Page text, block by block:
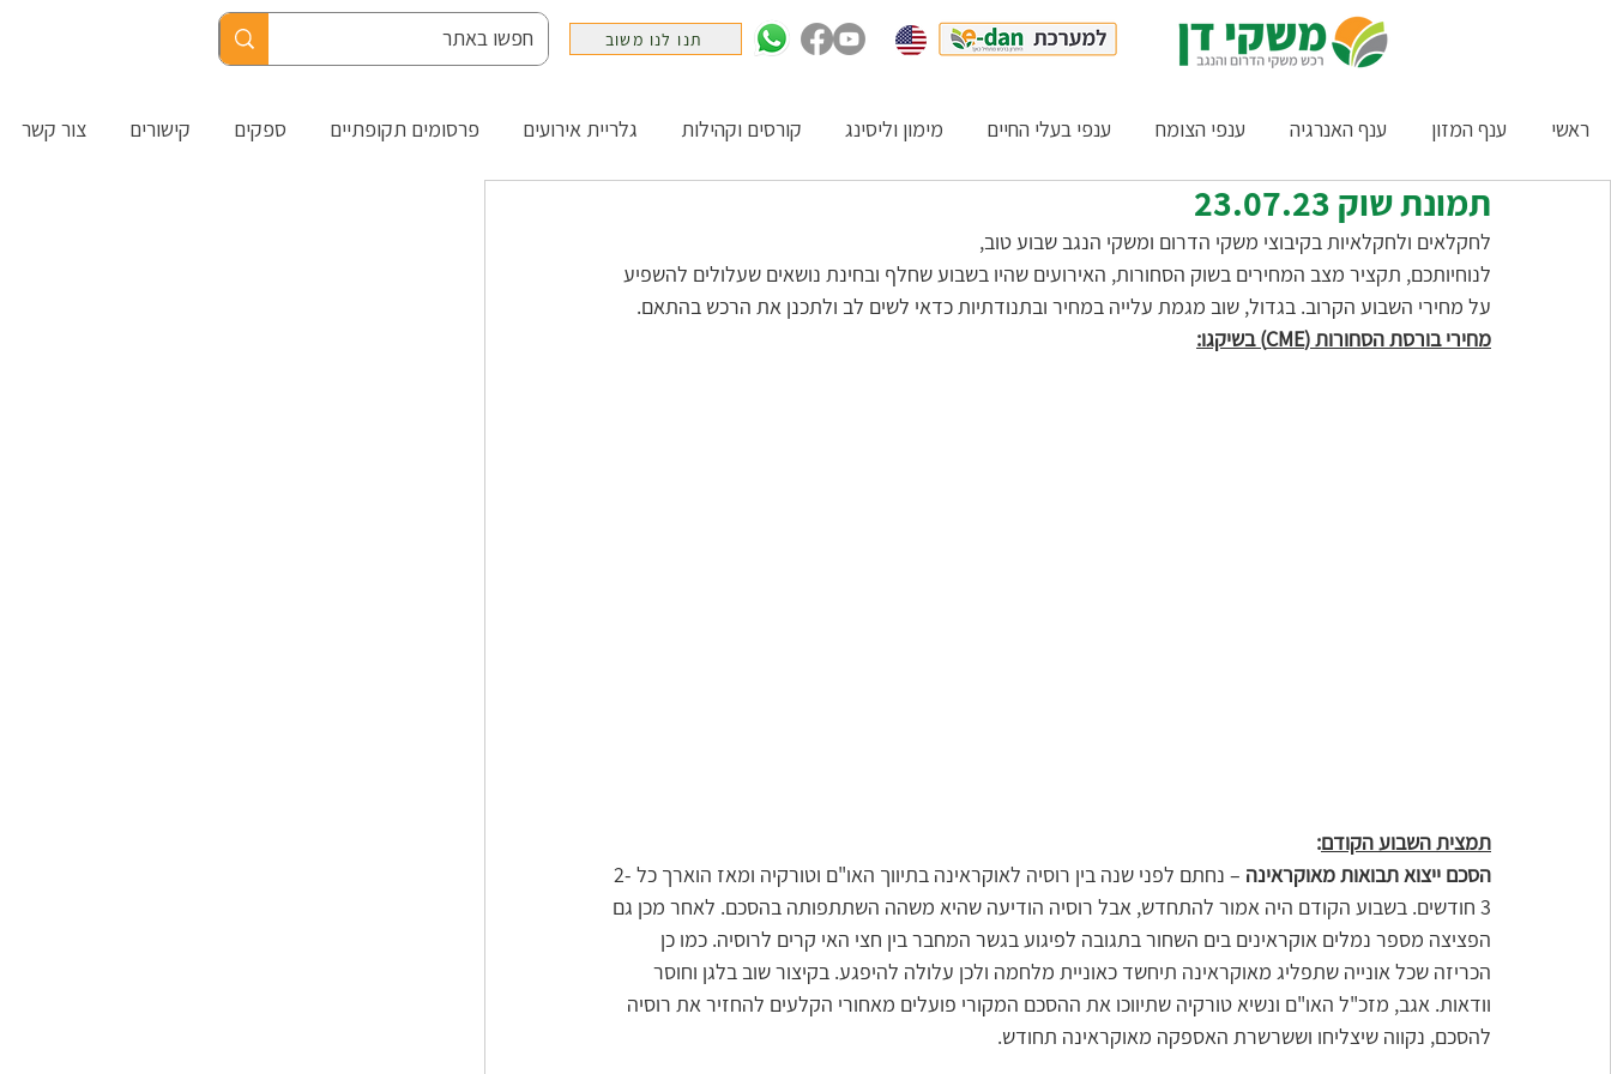
תנו לנו משוב
ראשי ענף המזון ענף האנרגיה ענפי הצומח ענפי בעלי החיים מימון וליסינג קורסים וקהילות גלריית אירועים פרסומים תקופתיים ספקים קישורים צור קשר
תמונת שוק 23.07.23
לחקלאים ולחקלאיות בקיבוצי משקי הדרום ומשקי הנגב שבוע טוב,
לנוחיותכם, תקציר מצב המחירים בשוק הסחורות, האירועים שהיו בשבוע שחלף ובחינת נושאים שעלולים להשפיע
על מחירי השבוע הקרוב. בגדול, שוב מגמת עלייה במחיר ובתנודתיות כדאי לשים לב ולתכנן את הרכש בהתאם.
מחירי בורסת הסחורות (CME) בשיקגו:
תמצית השבוע הקודם:
הסכם ייצוא תבואות מאוקראינה
– נחתם לפני שנה בין רוסיה לאוקראינה בתיווך האו"ם וטורקיה ומאז הוארך כל 2-
3 חודשים. בשבוע הקודם היה אמור להתחדש, אבל רוסיה הודיעה שהיא משהה השתתפותה בהסכם. לאחר מכן גם
הפציצה מספר נמלים אוקראינים בים השחור בתגובה לפיגוע בגשר המחבר בין חצי האי קרים לרוסיה. כמו כן
הכריזה שכל אונייה שתפליג מאוקראינה תיחשד כאוניית מלחמה ולכן עלולה להיפגע. בקיצור שוב בלגן וחוסר
וודאות. אגב, מזכ"ל האו"ם ונשיא טורקיה שתיווכו את ההסכם המקורי פועלים מאחורי הקלעים להחזיר את רוסיה
להסכם, נקווה שיצליחו וששרשרת האספקה מאוקראינה תחודש.